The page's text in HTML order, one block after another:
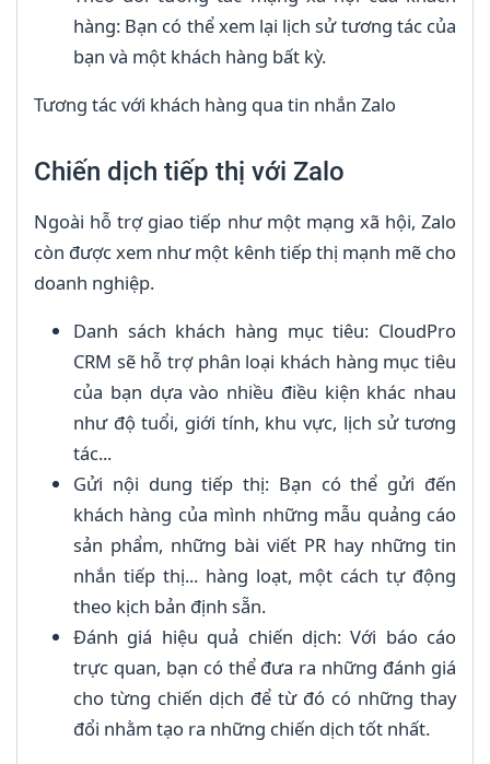
hàng: Bạn có thể xem lại lịch sử tương tác của
bạn và một khách hàng bất kỳ.
Tương tác với khách hàng qua tin nhắn Zalo
Chiến dịch tiếp thị với Zalo
Ngoài hỗ trợ giao tiếp như một mạng xã hội, Zalo
còn được xem như một kênh tiếp thị mạnh mẽ cho
doanh nghiệp.
Danh sách khách hàng mục tiêu: CloudPro
CRM sẽ hỗ trợ phân loại khách hàng mục tiêu
của bạn dựa vào nhiều điều kiện khác nhau
như độ tuổi, giới tính, khu vực, lịch sử tương
tác...
Gửi nội dung tiếp thị: Bạn có thể gửi đến
khách hàng của mình những mẫu quảng cáo
sản phẩm, những bài viết PR hay những tin
nhắn tiếp thị... hàng loạt, một cách tự động
theo kịch bản định sẵn.
Đánh giá hiệu quả chiến dịch: Với báo cáo
trực quan, bạn có thể đưa ra những đánh giá
cho từng chiến dịch để từ đó có những thay
đổi nhằm tạo ra những chiến dịch tốt nhất.